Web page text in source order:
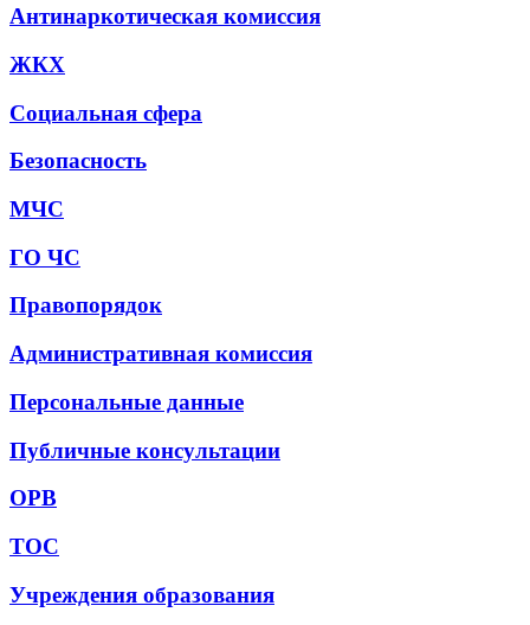
Антинаркотическая комиссия
ЖКХ
Социальная сфера
Безопасность
МЧС
ГО ЧС
Правопорядок
Административная комиссия
Персональные данные
Публичные консультации
ОРВ
ТОС
Учреждения образования